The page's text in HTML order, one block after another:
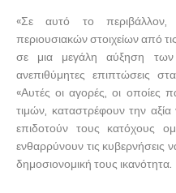
«Σε αυτό το περιβάλλον,
περιουσιακών στοιχείων από
σε μια μεγάλη αύξηση των
ανεπιθύμητες επιπτώσεις
«Αυτές οι αγορές, οι οποίες
τιμών, καταστρέφουν την
επιδοτούν τους κατόχους
ενθαρρύνουν τις κυβερνήσεις
δημοσιονομική τους ικανότητα.